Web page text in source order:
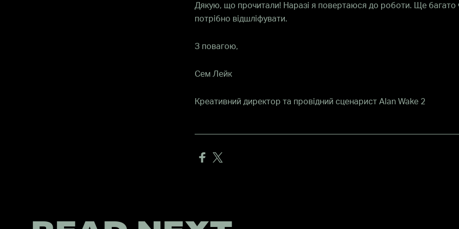
Дякую, що прочитали! Наразі я повертаюся до роботи. Ще багато
потрібно відшліфувати.
З повагою,
Сем Лейк
Креативний директор та провідний сценарист Alan Wake 2